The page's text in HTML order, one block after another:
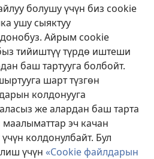
болушу үчүн биз cookie
ушу сыяктуу
Айрым cookie
тийиштүү түрдө иштеши
баш тартууга болбойт.
шарт түзгөн
колдонууга
же алардан баш тарта
маалыматтар эч качан
колдонулбайт. Бул
үчүн «Cookie файлдарын